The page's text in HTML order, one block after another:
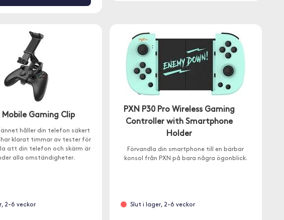
Gaming Clip
håller din telefon säkert
klarat timmar av tester för
att din telefon och skärm är
alla omständigheter.
2-6 veckor
PXN P30 Pro Wireless Gaming
Controller with Smartphone
Holder
Förvandla din smartphone till en bärbar
konsol från PXN på bara några ögonblick.
Slut i lager, 2-6 veckor